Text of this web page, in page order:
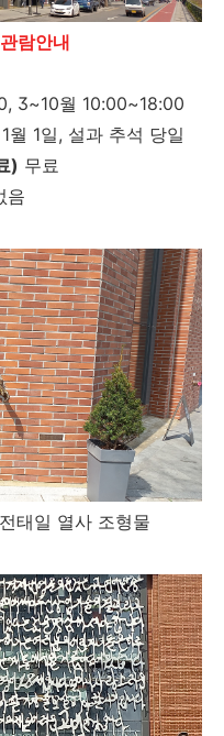
람안내
3~10월 10:00~18:00
월 1일, 설과 추석 당일
) 무료
음
태일 열사 조형물